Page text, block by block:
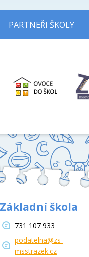
PARTNEŘI ŠKOLY
Základní škola
731 107 933
podatelna@zs-
msstrazek.cz